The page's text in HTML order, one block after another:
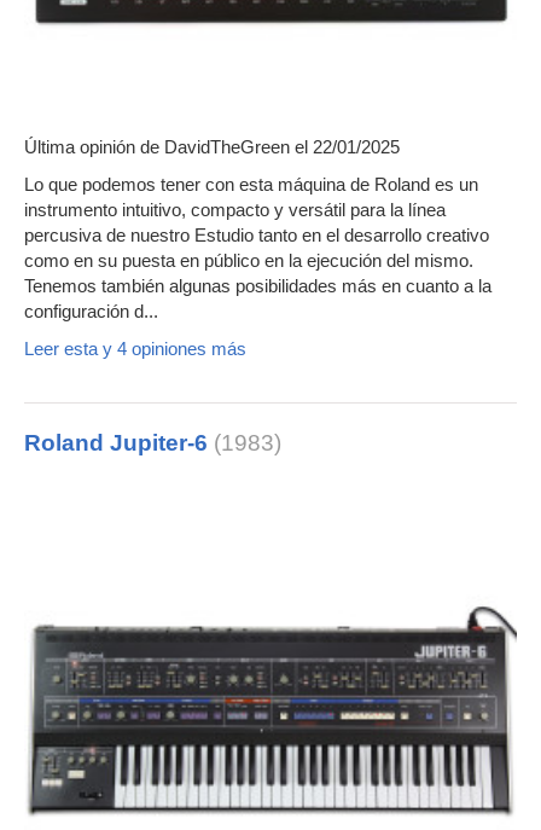
Última opinión de DavidTheGreen el 22/01/2025
Lo que podemos tener con esta máquina de Roland es un
instrumento intuitivo, compacto y versátil para la línea
percusiva de nuestro Estudio tanto en el desarrollo creativo
como en su puesta en público en la ejecución del mismo.
Tenemos también algunas posibilidades más en cuanto a la
configuración d...
Leer esta y 4 opiniones más
Roland Jupiter-6 (1983)